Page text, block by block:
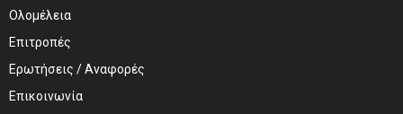
Ολομέλεια
Επιτροπές
Ερωτήσεις / Αναφορές
Επικοινωνία